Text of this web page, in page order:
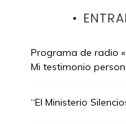
Programa de radio
Mi testimonio
“El Ministerio